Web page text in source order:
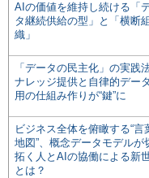
AIの価値を維持し続ける「
タ継続供給の型」と「横断組
織」
「データの民主化」の実践
ナレッジ提供と自律的デー
用の仕組み作りが“鍵”に
ビジネス全体を俯瞰する“言
地図”、概念データモデルが
拓く人とAIの協働による新
とは？